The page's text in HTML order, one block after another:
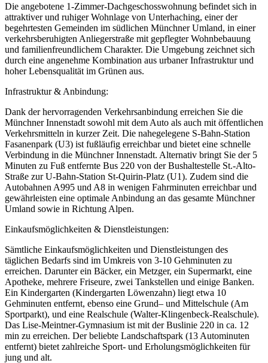
Die angebotene 1-Zimmer-Dachgeschosswohnung befindet sich in
attraktiver und ruhiger Wohnlage von Unterhaching, einer der
begehrtesten Gemeinden im südlichen Münchner Umland, in einer
verkehrsberuhigten Anliegerstraße mit gepflegter Wohnbebauung
und familienfreundlichem Charakter. Die Umgebung zeichnet sich
durch eine angenehme Kombination aus urbaner Infrastruktur und
hoher Lebensqualität im Grünen aus.
Infrastruktur & Anbindung:
Dank der hervorragenden Verkehrsanbindung erreichen Sie die
Münchner Innenstadt sowohl mit dem Auto als auch mit öffentlichen
Verkehrsmitteln in kurzer Zeit. Die nahegelegene S-Bahn-Station
Fasanenpark (U3) ist fußläufig erreichbar und bietet eine schnelle
Verbindung in die Münchner Innenstadt. Alternativ bringt Sie der 5
Minuten zu Fuß entfernte Bus 220 von der Bushaltestelle St.-Alto-
Straße zur U-Bahn-Station St-Quirin-Platz (U1). Zudem sind die
Autobahnen A995 und A8 in wenigen Fahrminuten erreichbar und
gewährleisten eine optimale Anbindung an das gesamte Münchner
Umland sowie in Richtung Alpen.
Einkaufsmöglichkeiten & Dienstleistungen:
Sämtliche Einkaufsmöglichkeiten und Dienstleistungen des
täglichen Bedarfs sind im Umkreis von 3-10 Gehminuten zu
erreichen. Darunter ein Bäcker, ein Metzger, ein Supermarkt, eine
Apotheke, mehrere Friseure, zwei Tankstellen und einige Banken.
Ein Kindergarten (Kindergarten Löwenzahn) liegt etwa 10
Gehminuten entfernt, ebenso eine Grund– und Mittelschule (Am
Sportparkt), und eine Realschule (Walter-Klingenbeck-Realschule).
Das Lise-Meintner-Gymnasium ist mit der Buslinie 220 in ca. 12
min zu erreichen. Der beliebte Landschaftspark (13 Autominuten
entfernt) bietet zahlreiche Sport- und Erholungsmöglichkeiten für
jung und alt.